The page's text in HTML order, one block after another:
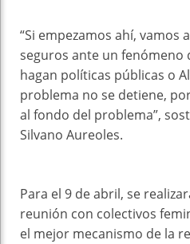
“Si empezamos ahí, vamos
seguros ante un fenómeno
hagan políticas públicas o
problema no se detiene,
al fondo del problema”,
Silvano Aureoles.
Para el 9 de abril, se
reunión con colectivos
el mejor mecanismo de la